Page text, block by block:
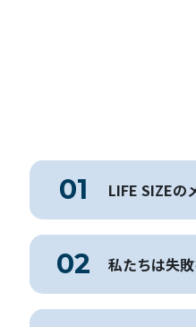
LIFE SIZEの
私たちは失